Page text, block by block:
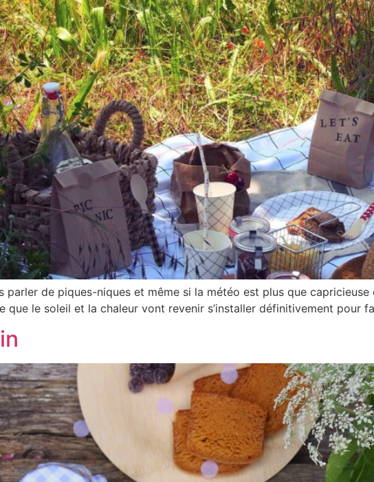
parler de piques-niques et même si la météo est plus que
que le soleil et la chaleur vont revenir s’installer définitivement pour